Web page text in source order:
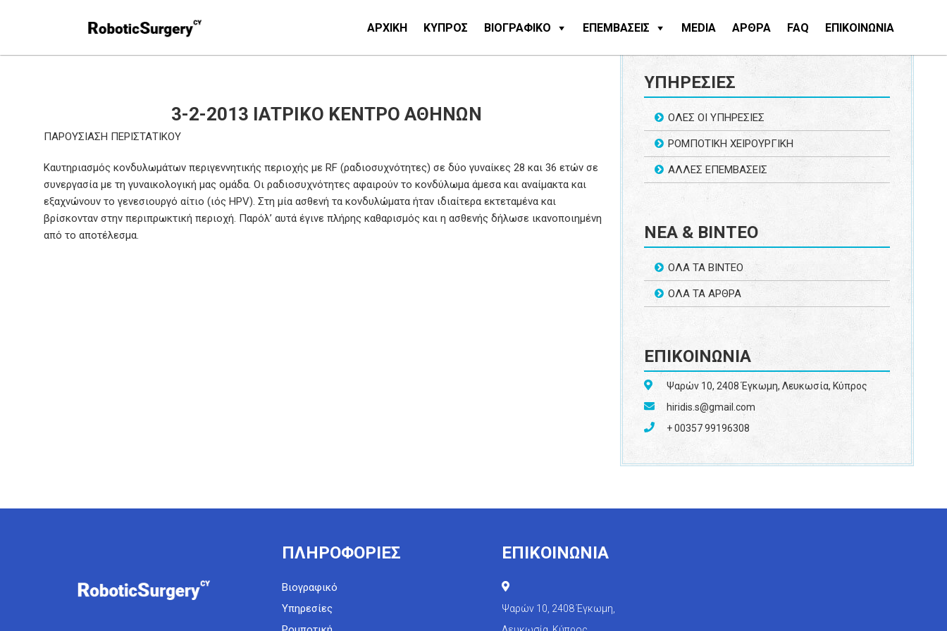
ΑΡΧΙΚΗ ΚΥΠΡΟΣ ΒΙΟΓΡΑΦΙΚΟ ΕΠΕΜΒΑΣΕΙΣ MEDIA ΑΡΘΡΑ FAQ ΕΠΙΚΟΙΝΩΝΙΑ
3-2-2013 ΙΑΤΡΙΚΌ ΚΈΝΤΡΟ ΑΘΗΝΏΝ
ΠΑΡΟΥΣΙΑΣΗ ΠΕΡΙΣΤΑΤΙΚΟΥ
Καυτηριασμός κονδυλωμάτων περιγεννητικής περιοχής με RF (ραδιοσυχνότητες) σε δύο γυναίκες 28 και 36 ετών σε
συνεργασία με τη γυναικολογική μας ομάδα. Οι ραδιοσυχνότητες αφαιρούν το κονδύλωμα άμεσα και αναίμακτα και
εξαχνώνουν το γενεσιουργό αίτιο (ιός HPV). Στη μία ασθενή τα κονδυλώματα ήταν ιδιαίτερα εκτεταμένα και
βρίσκονταν στην περιπρωκτική περιοχή. Παρόλ’ αυτά έγινε πλήρης καθαρισμός και η ασθενής δήλωσε ικανοποιημένη
από το αποτέλεσμα.
ΥΠΗΡΕΣΙΕΣ
ΟΛΕΣ ΟΙ ΥΠΗΡΕΣΙΕΣ
ΡΟΜΠΟΤΙΚΗ ΧΕΙΡΟΥΡΓΙΚΗ
ΑΛΛΕΣ ΕΠΕΜΒΑΣΕΙΣ
ΝΕΑ & ΒΙΝΤΕΟ
ΟΛΑ ΤΑ ΒΙΝΤΕΟ
ΟΛΑ ΤΑ ΑΡΘΡΑ
ΕΠΙΚΟΙΝΩΝΙΑ
Ψαρών 10, 2408 Έγκωμη, Λευκωσία, Κύπρος
hiridis.s@gmail.com
+ 00357 99196308
ΠΛΗΡΟΦΟΡΙΕΣ
Βιογραφικό
Υπηρεσίες
ΕΠΙΚΟΙΝΩΝΙΑ
Ψαρών 10, 2408 Έγκωμη,